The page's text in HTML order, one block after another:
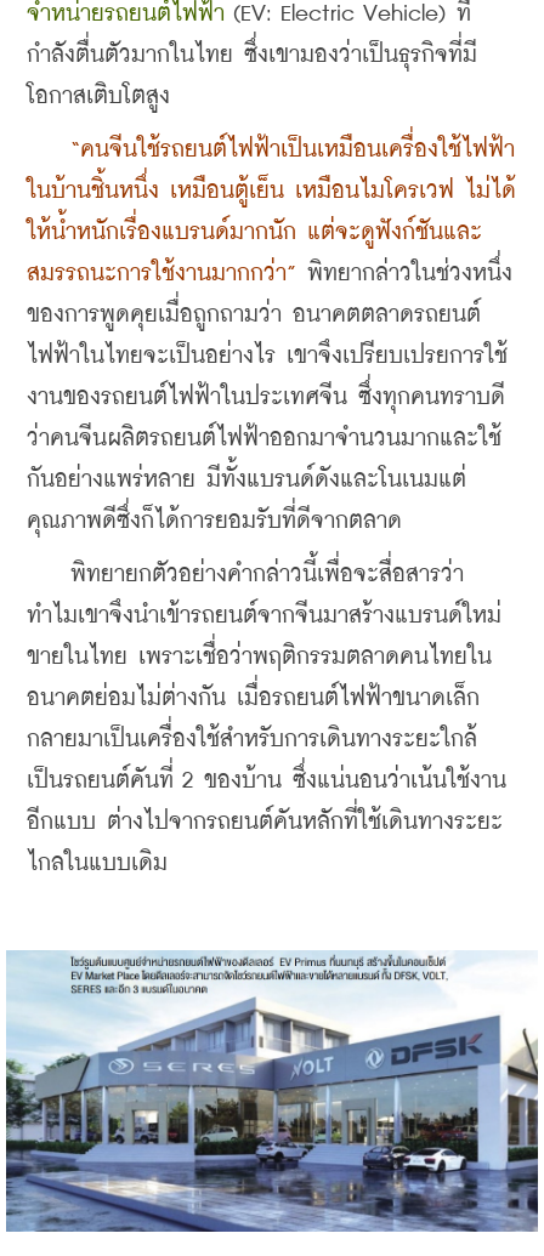
จำหน่ายรถยนต์ไฟฟ้า (EV: Electric Vehicle) ที่
กำลังตื่นตัวมากในไทย ซึ่งเขามองว่าเป็นธุรกิจที่มี
โอกาสเติบโตสูง
“คนจีนใช้รถยนต์ไฟฟ้าเป็นเหมือนเครื่องใช้ไฟฟ้า
ในบ้านชิ้นหนึ่ง เหมือนตู้เย็น เหมือนไมโครเวฟ ไม่ได้
ให้น้ำหนักเรื่องแบรนด์มากนัก แต่จะดูฟังก์ชันและ
สมรรถนะการใช้งานมากกว่า” พิทยากล่าวในช่วงหนึ่ง
ของการพูดคุยเมื่อถูกถามว่า อนาคตตลาดรถยนต์
ไฟฟ้าในไทยจะเป็นอย่างไร เขาจึงเปรียบเปรยการใช้
งานของรถยนต์ไฟฟ้าในประเทศจีน ซึ่งทุกคนทราบดี
ว่าคนจีนผลิตรถยนต์ไฟฟ้าออกมาจำนวนมากและใช้
กันอย่างแพร่หลาย มีทั้งแบรนด์ดังและโนเนมแต่
คุณภาพดีซึ่งก็ได้การยอมรับที่ดีจากตลาด
พิทยายกตัวอย่างคำกล่าวนี้เพื่อจะสื่อสารว่า
ทำไมเขาจึงนำเข้ารถยนต์จากจีนมาสร้างแบรนด์ใหม่
ขายในไทย เพราะเชื่อว่าพฤติกรรมตลาดคนไทยใน
อนาคตย่อมไม่ต่างกัน เมื่อรถยนต์ไฟฟ้าขนาดเล็ก
กลายมาเป็นเครื่องใช้สำหรับการเดินทางระยะใกล้
เป็นรถยนต์คันที่ 2 ของบ้าน ซึ่งแน่นอนว่าเน้นใช้งาน
อีกแบบ ต่างไปจากรถยนต์คันหลักที่ใช้เดินทางระยะ
ไกลในแบบเดิม